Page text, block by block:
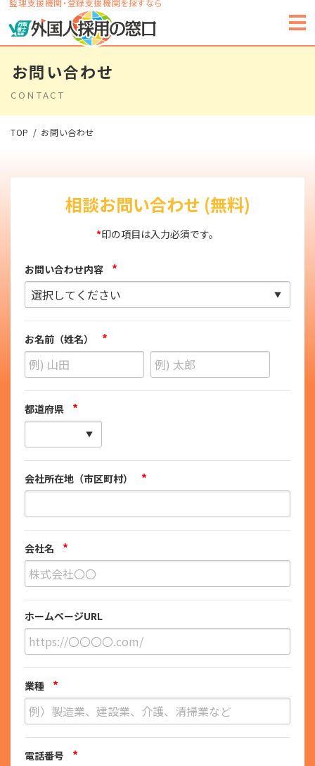
監理支援機関・登録支援機関を探すなら
お問い合わせ
CONTACT
TOP お問い合わせ
相談お問い合わせ (無料)
*印の項目は入力必須です。
お問い合わせ内容 *
お名前（姓名） *
都道府県 *
会社所在地（市区町村） *
会社名 *
ホームページURL
業種 *
電話番号 *